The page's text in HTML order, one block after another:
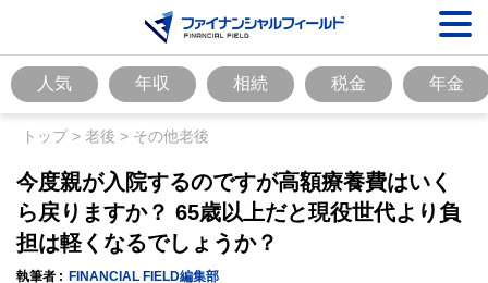
人気 年収 相続 税金 年金
トップ> 老後 > その他老後
今度親が入院するのですが高額療養費はいく
ら戻りますか？ 65歳以上だと現役世代より負
担は軽くなるでしょうか？
執筆者 : FINANCIAL FIELD編集部